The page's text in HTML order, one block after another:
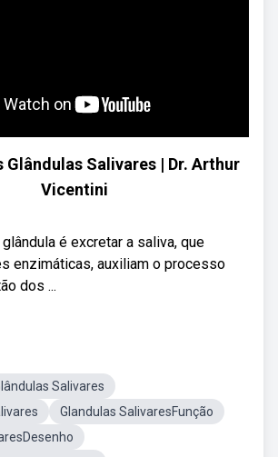
Glândulas Salivares | Dr. Arthur
Vicentini
é excretar a saliva, que
enzimáticas, auxiliam o processo
dos ...
Salivares
Glandulas SalivaresFunção